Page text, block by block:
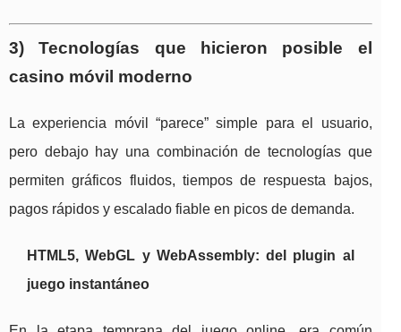
3) Tecnologías que hicieron posible el
casino móvil moderno
La experiencia móvil “parece” simple para el usuario,
pero debajo hay una combinación de tecnologías que
permiten gráficos fluidos, tiempos de respuesta bajos,
pagos rápidos y escalado fiable en picos de demanda.
HTML5, WebGL y WebAssembly: del plugin al
juego instantáneo